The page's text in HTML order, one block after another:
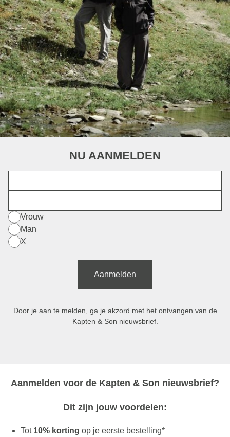
NU AANMELDEN
Vrouw
Man
X
Aanmelden
Door je aan te melden, ga je akzord met het ontvangen van de
Kapten & Son nieuwsbrief.
Aanmelden voor de Kapten & Son nieuwsbrief?
Dit zijn jouw voordelen:
Tot 10% korting op je eerste bestelling*